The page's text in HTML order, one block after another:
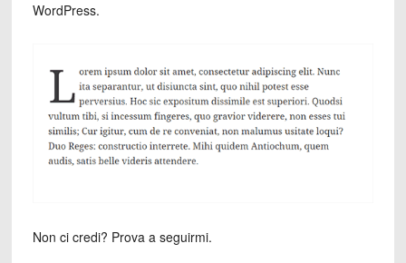
WordPress.
Non ci credi? Prova a seguirmi.